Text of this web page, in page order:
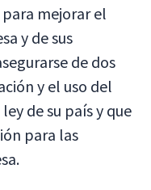
mejorar el
y de sus
de dos
y el uso del
de su país y que
para las